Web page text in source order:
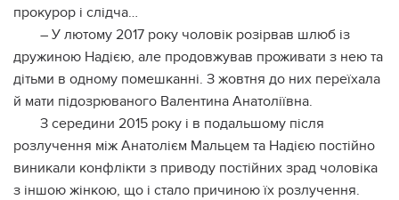
прокурор і слідча…
– У лютому 2017 року чоловік розірвав шлюб із
дружиною Надією, але продовжував проживати з нею та
дітьми в одному помешканні. З жовтня до них переїхала
й мати підозрюваного Валентина Анатоліївна.
З середини 2015 року і в подальшому після
розлучення між Анатолієм Мальцем та Надією постійно
виникали конфлікти з приводу постійних зрад чоловіка
з іншою жінкою, що і стало причиною їх розлучення.